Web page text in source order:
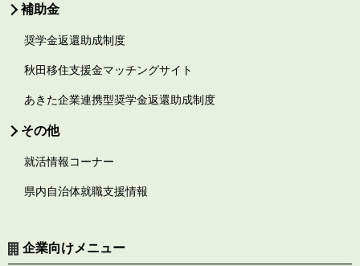
補助金
奨学金返還助成制度
秋田移住支援金マッチングサイト
あきた企業連携型奨学金返還助成制度
その他
就活情報コーナー
県内自治体就職支援情報
企業向けメニュー